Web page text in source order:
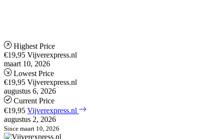
Highest Price
€19,95 Vijverexpress.nl
maart 10, 2026
Lowest Price
€19,95 Vijverexpress.nl
augustus 6, 2026
Current Price
€19,95 Vijverexpress.nl
augustus 2, 2026
Since maart 10, 2026